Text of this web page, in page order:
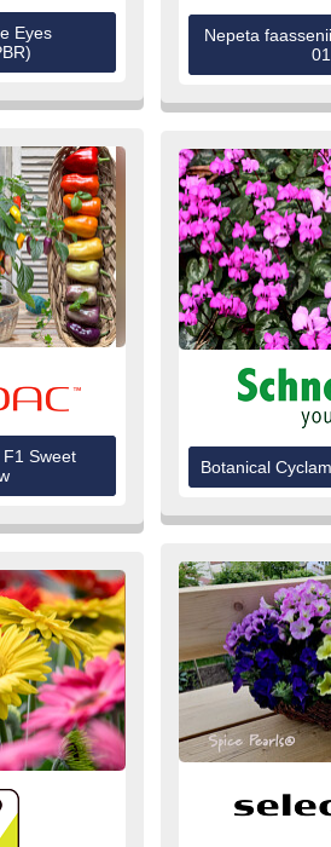
Eyes
Sweet
Nepeta
Botanical